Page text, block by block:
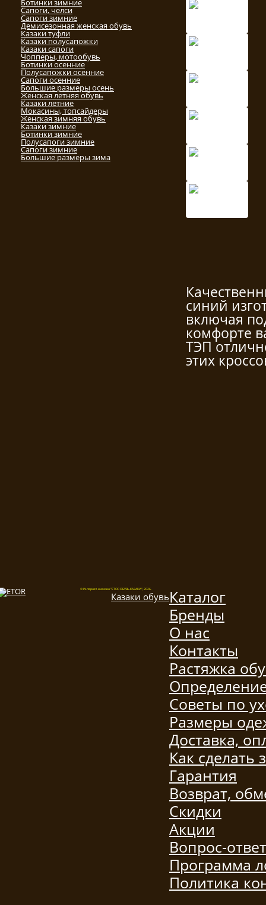
Ботинки зимние
Сапоги, челси
Сапоги зимние
Демисезонная женская обувь
Казаки туфли
Казаки полусапожки
Казаки сапоги
Чопперы, мотообувь
Ботинки осенние
Полусапожки осенние
Сапоги осенние
Большие размеры осень
Женская летняя обувь
Казаки летние
Мокасины, топсайдеры
Женская зимняя обувь
Казаки зимние
Ботинки зимние
Полусапоги зимние
Сапоги зимние
Большие размеры зима
синий
включая
комфорте
ТЭП
этих
© Интернет-магазин "ETOR ОБУВЬ КАЗАКИ", 2026.
Казаки обувьКаталог
Бренды
О нас
Контакты
Растяжка
Советы по
Размеры
Доставка,
Как сделать
Гарантия
Возврат,
Скидки
Акции
Вопрос-ответ
Программа
Политика